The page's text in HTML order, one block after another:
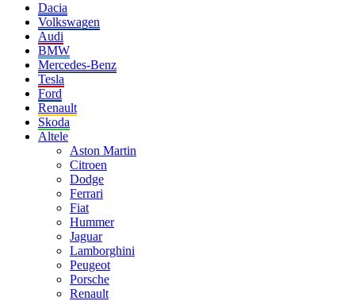
Dacia
Volkswagen
Audi
BMW
Mercedes-Benz
Tesla
Ford
Renault
Skoda
Altele
Aston Martin
Citroen
Dodge
Ferrari
Fiat
Hummer
Jaguar
Lamborghini
Peugeot
Porsche
Renault